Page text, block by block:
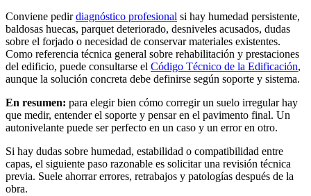
Conviene pedirdiagnóstico profesional si hay humedad persistente,
baldosas huecas, parquet deteriorado, desniveles acusados, dudas
sobre el forjado o necesidad de conservar materiales existentes.
Como referencia técnica general sobre rehabilitación y prestaciones
del edificio, puede consultarse el Código Técnico de la Edificación,
aunque la solución concreta debe definirse según soporte y sistema.
En resumen: para elegir bien cómo corregir un suelo irregular hay
que medir, entender el soporte y pensar en el pavimento final. Un
autonivelante puede ser perfecto en un caso y un error en otro.
Si hay dudas sobre humedad, estabilidad o compatibilidad entre
capas, el siguiente paso razonable es solicitar una revisión técnica
previa. Suele ahorrar errores, retrabajos y patologías después de la
obra.